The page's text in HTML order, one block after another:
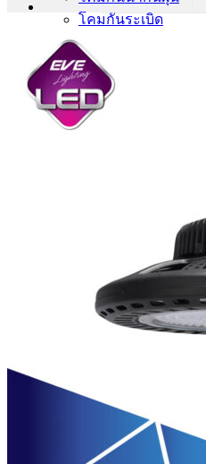
โคมกันระเบิด
ไฟฉุกเฉิน
หลอดไฮวัตต์ ไฮเบย์
สวิทช์ชิ่ง
ติดต่อเรา
Search